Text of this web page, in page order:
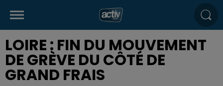
LOIRE : FIN DU MOUVEMENT
DE GRÈVE DU CÔTÉ DE
GRAND FRAIS